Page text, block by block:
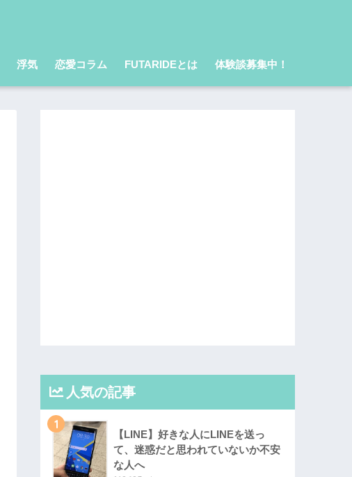
浮気 恋愛コラム FUTARIDEとは 体験談募集中！
人気の記事
1
【LINE】好きな人にLINEを送っ
て、迷惑だと思われていないか不安
な人へ